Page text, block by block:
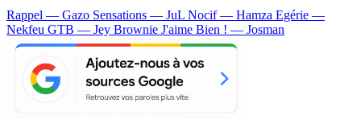
Rappel — Gazo Sensations — JuL Nocif — Hamza Egérie —
Nekfeu GTB — Jey Brownie J'aime Bien ! — Josman